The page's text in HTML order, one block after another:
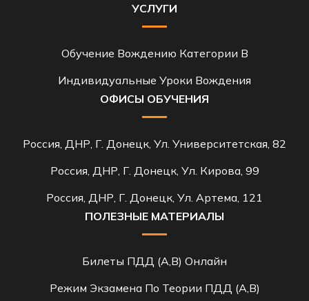
УСЛУГИ
Обучение Вождению Категории B
Индивидуальные Уроки Вождения
ОФИСЫ ОБУЧЕНИЯ
Россия, ДНР, Г. Донецк, Ул. Университетская, 82
Россия, ДНР, Г. Донецк, Ул. Кирова, 99
Россия, ДНР, Г. Донецк, Ул. Артема, 121
ПОЛЕЗНЫЕ МАТЕРИАЛЫ
Билеты ПДД (A,B) Онлайн
Режим Экзамена По Теории ПДД (A,B)